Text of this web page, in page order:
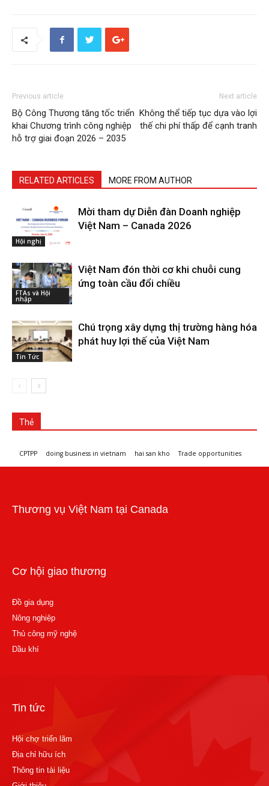
Previous article
Bộ Công Thương tăng tốc triển
khai Chương trình công nghiệp
hỗ trợ giai đoạn 2026 – 2035
Next article
Không thể tiếp tục dựa vào lợi
thế chi phí thấp để cạnh tranh
RELATED ARTICLES MORE FROM AUTHOR
Hội nghị
Mời tham dự Diễn đàn Doanh nghiệp
Việt Nam – Canada 2026
FTAs và Hội
nhập
Việt Nam đón thời cơ khi chuỗi cung
ứng toàn cầu đổi chiều
Tin Tức
Chú trọng xây dựng thị trường hàng hóa
phát huy lợi thế của Việt Nam
Thẻ
CPTPP doing business in vietnam hai san kho Trade opportunities
Thương vụ Việt Nam tại Canada
Cơ hội giao thương
Đồ gia dụng
Nông nghiệp
Thủ công mỹ nghệ
Dầu khí
Tin tức
Hội chợ triển lãm
Địa chỉ hữu ích
Thông tin tài liệu